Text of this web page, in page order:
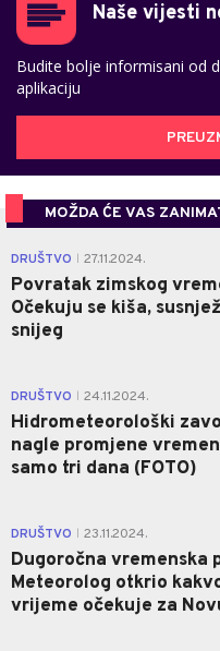
Naše vijesti
Budite bolje informisani od
aplikaciju
MOŽDA ĆE VAS
DRUŠTVO 27.11.2024.
Povratak zimskog
Očekuju se kiša,
snijeg
DRUŠTVO 24.11.2024.
Hidrometeorološki
nagle promjene
samo tri dana (FOTO)
DRUŠTVO 23.11.2024.
Dugoročna vremenska
Meteorolog otkrio
vrijeme očekuje za